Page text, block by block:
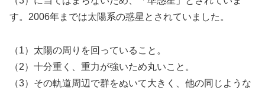
す。2006年までは太陽系の惑星とされていました。
（1）太陽の周りを回っていること。
（2）十分重く、重力が強いため丸いこと。
（3）その軌道周辺で群をぬいて大きく、他の同じような